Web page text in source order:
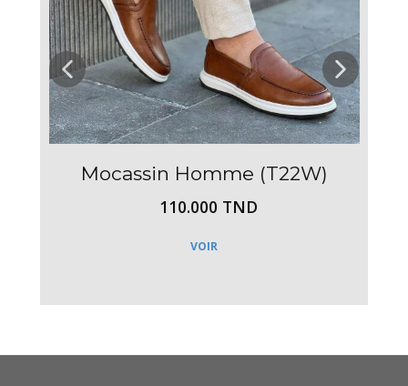
Mocassin Homme (T22W)
110.000 TND
VOIR